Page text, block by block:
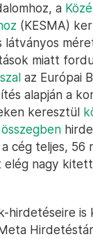
a
(KESMA)
látványos
miatt
az Európai
alapján a
keresztül
cég teljes, 56
nagy
hirdetéseire is